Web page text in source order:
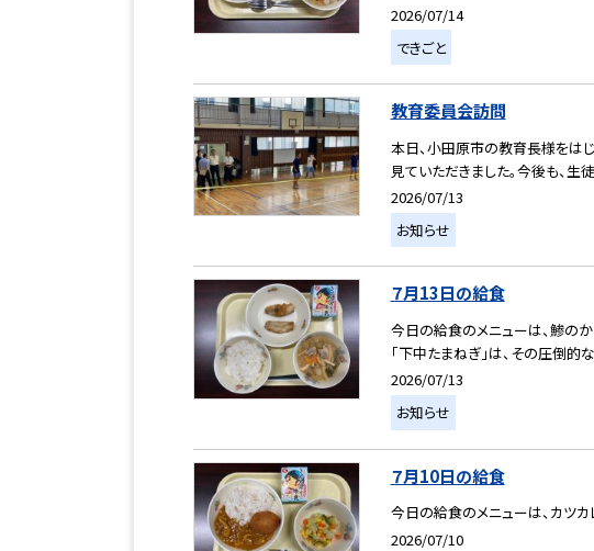
2026/07/14
できごと
教育委員会訪問
本日、小田原市の教育長様をは
見ていただきました。今後も、
2026/07/13
お知らせ
７月13日の給食
今日の給食のメニューは、鯵の
「下中たまねぎ」は、その圧倒的
2026/07/13
お知らせ
７月10日の給食
今日の給食のメニューは、カツカ
2026/07/10